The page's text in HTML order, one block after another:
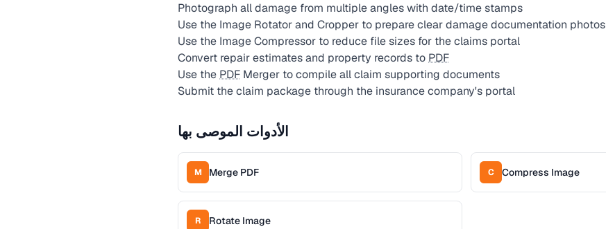
Photograph all damage from multiple angles with date/time stamps
Use the Image Rotator and Cropper to prepare clear damage documentation photos
Use the Image Compressor to reduce file sizes for the claims portal
Convert repair estimates and property records to PDF
Use the PDF Merger to compile all claim supporting documents
Submit the claim package through the insurance company's portal
الأدوات الموصى بها
M Merge PDF C Compress Image
R Rotate Image